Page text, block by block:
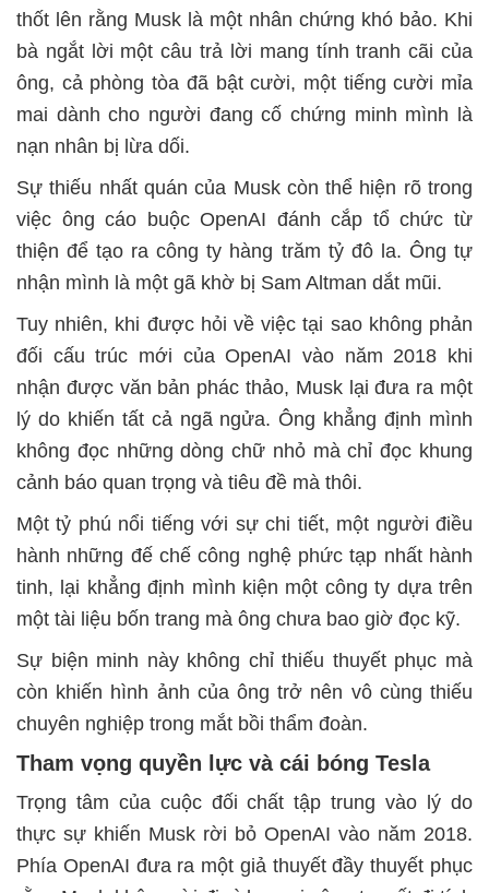
thốt lên rằng Musk là một nhân chứng khó bảo. Khi
bà ngắt lời một câu trả lời mang tính tranh cãi của
ông, cả phòng tòa đã bật cười, một tiếng cười mỉa
mai dành cho người đang cố chứng minh mình là
nạn nhân bị lừa dối.
Sự thiếu nhất quán của Musk còn thể hiện rõ trong
việc ông cáo buộc OpenAI đánh cắp tổ chức từ
thiện để tạo ra công ty hàng trăm tỷ đô la. Ông tự
nhận mình là một gã khờ bị Sam Altman dắt mũi.
Tuy nhiên, khi được hỏi về việc tại sao không phản
đối cấu trúc mới của OpenAI vào năm 2018 khi
nhận được văn bản phác thảo, Musk lại đưa ra một
lý do khiến tất cả ngã ngửa. Ông khẳng định mình
không đọc những dòng chữ nhỏ mà chỉ đọc khung
cảnh báo quan trọng và tiêu đề mà thôi.
Một tỷ phú nổi tiếng với sự chi tiết, một người điều
hành những đế chế công nghệ phức tạp nhất hành
tinh, lại khẳng định mình kiện một công ty dựa trên
một tài liệu bốn trang mà ông chưa bao giờ đọc kỹ.
Sự biện minh này không chỉ thiếu thuyết phục mà
còn khiến hình ảnh của ông trở nên vô cùng thiếu
chuyên nghiệp trong mắt bồi thẩm đoàn.
Tham vọng quyền lực và cái bóng Tesla
Trọng tâm của cuộc đối chất tập trung vào lý do
thực sự khiến Musk rời bỏ OpenAI vào năm 2018.
Phía OpenAI đưa ra một giả thuyết đầy thuyết phục